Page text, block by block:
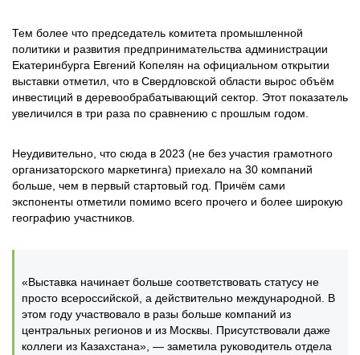
Тем более что председатель комитета промышленной
политики и развития предпринимательства администрации
Екатеринбурга Евгений Копелян на официальном открытии
выставки отметил, что в Свердловской области вырос объём
инвестиций в деревообрабатывающий сектор. Этот показатель
увеличился в три раза по сравнению с прошлым годом.
Неудивительно, что сюда в 2023 (не без участия грамотного
организаторского маркетинга) приехало на 30 компаний
больше, чем в первый стартовый год. Причём сами
экспоненты отметили помимо всего прочего и более широкую
географию участников.
«Выставка начинает больше соответствовать статусу не
просто всероссийской, а действительно международной. В
этом году участвовало в разы больше компаний из
центральных регионов и из Москвы. Присутствовали даже
коллеги из Казахстана», — заметила руководитель отдела